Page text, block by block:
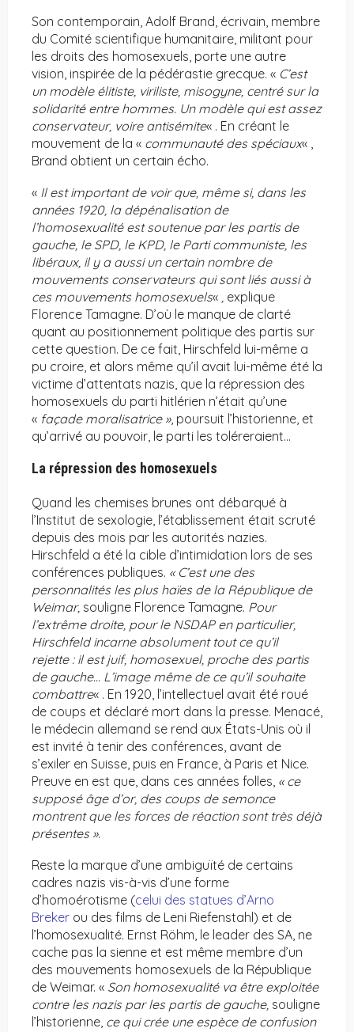
Son contemporain, Adolf Brand, écrivain, membre
du Comité scientifique humanitaire, militant pour
les droits des homosexuels, porte une autre
vision, inspirée de la pédérastie grecque. « C’est
un modèle élitiste, viriliste, misogyne, centré sur la
solidarité entre hommes. Un modèle qui est assez
conservateur, voire antisémite« . En créant le
mouvement de la « communauté des spéciaux« ,
Brand obtient un certain écho.
« Il est important de voir que, même si, dans les
années 1920, la dépénalisation de
l’homosexualité est soutenue par les partis de
gauche, le SPD, le KPD, le Parti communiste, les
libéraux, il y a aussi un certain nombre de
mouvements conservateurs qui sont liés aussi à
ces mouvements homosexuels« , explique
Florence Tamagne. D’où le manque de clarté
quant au positionnement politique des partis sur
cette question. De ce fait, Hirschfeld lui-même a
pu croire, et alors même qu’il avait lui-même été la
victime d’attentats nazis, que la répression des
homosexuels du parti hitlérien n’était qu’une
« façade moralisatrice », poursuit l’historienne, et
qu’arrivé au pouvoir, le parti les toléreraient…
La répression des homosexuels
Quand les chemises brunes ont débarqué à
l’Institut de sexologie, l’établissement était scruté
depuis des mois par les autorités nazies.
Hirschfeld a été la cible d’intimidation lors de ses
conférences publiques. « C’est une des
personnalités les plus haïes de la République de
Weimar, souligne Florence Tamagne. Pour
l’extrême droite, pour le NSDAP en particulier,
Hirschfeld incarne absolument tout ce qu’il
rejette : il est juif, homosexuel, proche des partis
de gauche… L’image même de ce qu’il souhaite
combattre« . En 1920, l’intellectuel avait été roué
de coups et déclaré mort dans la presse. Menacé,
le médecin allemand se rend aux États-Unis où il
est invité à tenir des conférences, avant de
s’exiler en Suisse, puis en France, à Paris et Nice.
Preuve en est que, dans ces années folles, « ce
supposé âge d’or, des coups de semonce
montrent que les forces de réaction sont très déjà
présentes ».
Reste la marque d’une ambiguïté de certains
cadres nazis vis-à-vis d’une forme
d’homoérotisme (celui des statues d’Arno
Breker ou des films de Leni Riefenstahl) et de
l’homosexualité. Ernst Röhm, le leader des SA, ne
cache pas la sienne et est même membre d’un
des mouvements homosexuels de la République
de Weimar. « Son homosexualité va être exploitée
contre les nazis par les partis de gauche, souligne
l’historienne, ce qui crée une espèce de confusion